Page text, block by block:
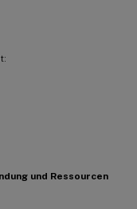
und Ressourcen